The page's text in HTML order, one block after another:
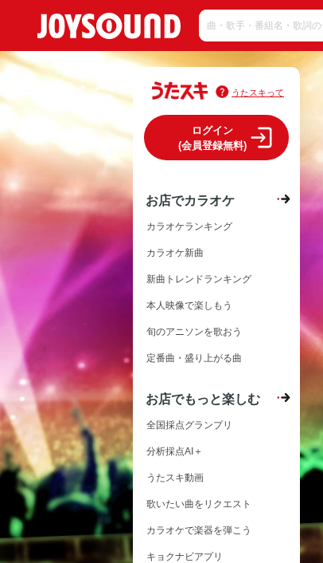
うたスキって
ログイン
(会員登録無料)
お店でカラオケ
カラオケランキング
カラオケ新曲
新曲トレンドランキング
本人映像で楽しもう
旬のアニソンを歌おう
定番曲・盛り上がる曲
お店でもっと楽しむ
全国採点グランプリ
分析採点AI＋
うたスキ動画
歌いたい曲をリクエスト
カラオケで楽器を弾こう
キョクナビアプリ